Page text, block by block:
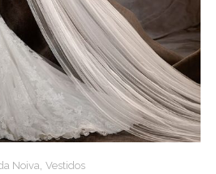
Noiva, Vestidos